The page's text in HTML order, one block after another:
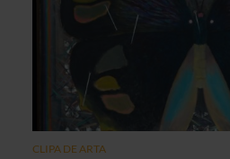
CLIPA DE ARTA